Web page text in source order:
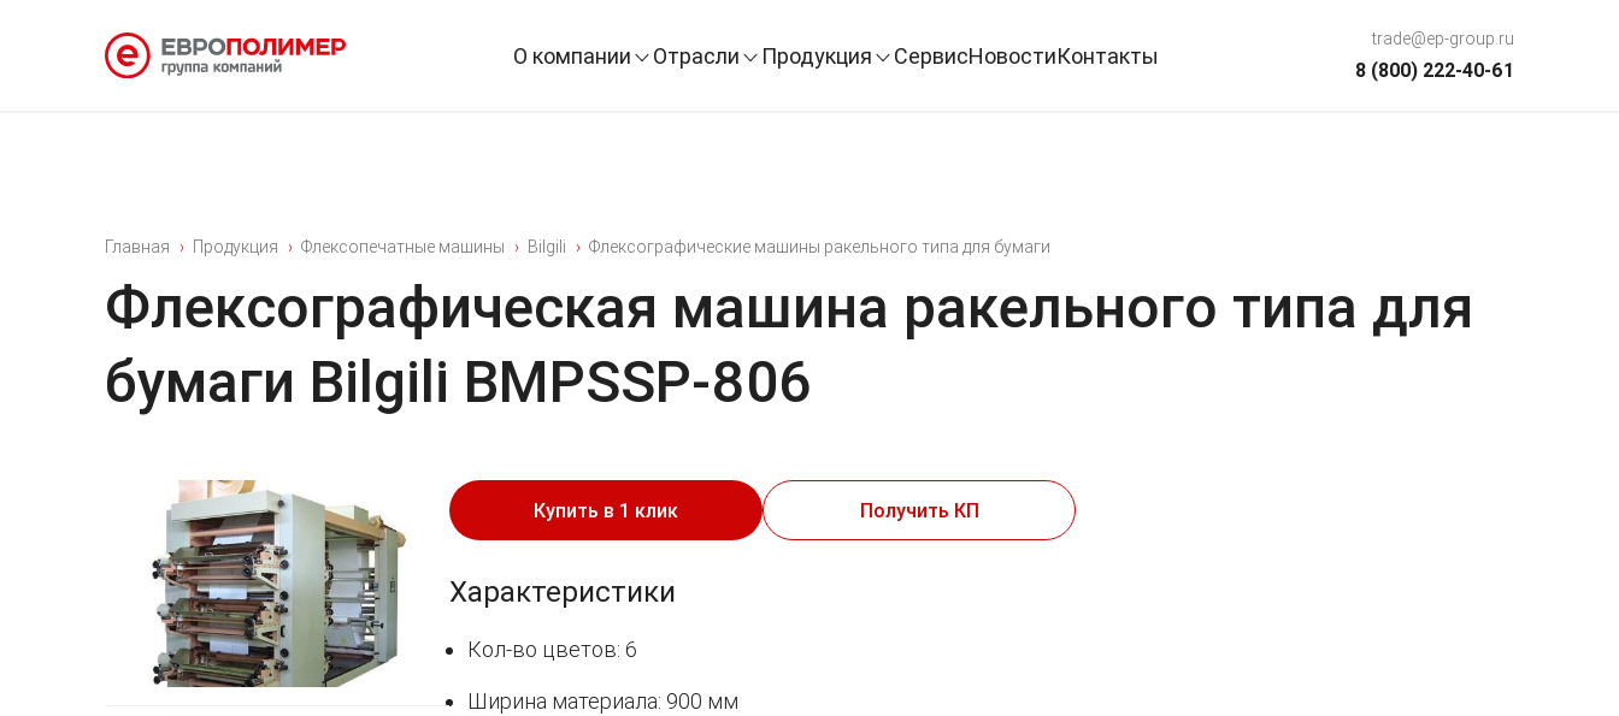
О компании Отрасли Продукция СервисНовостиКонтакты
trade@ep-group.ru
8 (800) 222-40-61
Главная Продукция Флексопечатные машины Bilgili Флексографические машины ракельного типа для бумаги
Флексографическая машина ракельного типа для
бумаги Bilgili BMPSSP-806
Купить в 1 клик Получить КП
Характеристики
Кол-во цветов: 6
Ширина материала: 900 мм